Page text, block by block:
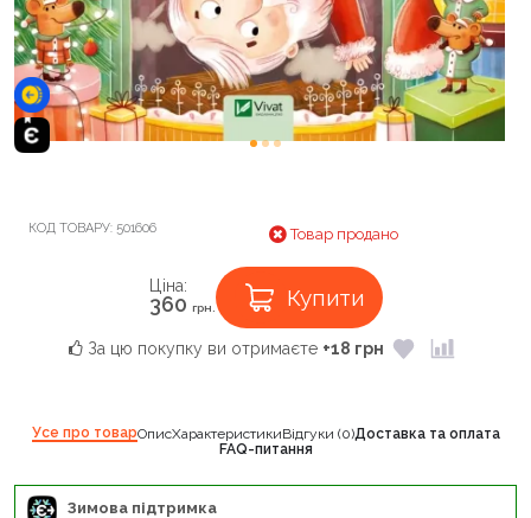
КОД ТОВАРУ: 501606 Товар продано
Ціна:
360 грн. Купити
За цю покупку ви отримаєте +18 грн
Усе про товарОписХарактеристикиВідгуки (0)Доставка та оплата
FAQ-питання
Зимова підтримка